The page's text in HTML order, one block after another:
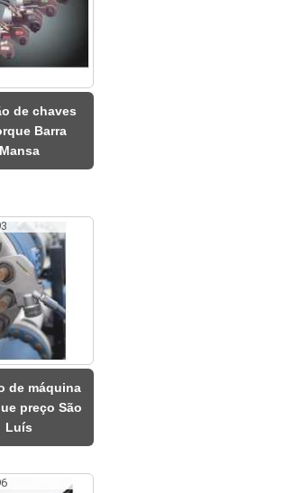
de chaves
Barra
Mansa
de máquina
preço São
Luís